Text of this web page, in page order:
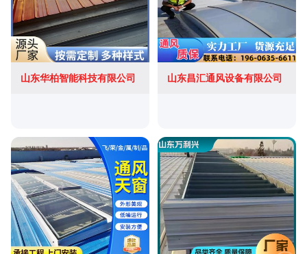
山东华柏智能科技有限公司 山东昌汇通风设备有限公司